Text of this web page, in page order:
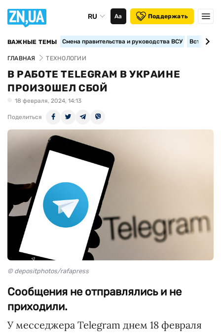
RU Аа Поддержать
ВАЖНЫЕ ТЕМЫ Смена правительства и руководства ВСУ
ГЛАВНАЯ ТЕХНОЛОГИИ
В РАБОТЕ TELEGRAM В УКРАИНЕ
ПРОИЗОШЕЛ СБОЙ
18 февраля, 2024, 14:13
Поделиться
© depositphotos/rafapress
Сообщения не отправлялись и не
приходили.
У месседжера Telegram днем 18 февраля